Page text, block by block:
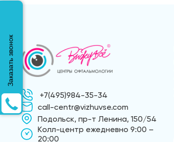
+7(495)984-35-34
call-centr@vizhuvse.com
Подольск, пр-т Ленина, 150/54
Kолл-центр ежедневно 9:00 –
20:00
Заказать звонок